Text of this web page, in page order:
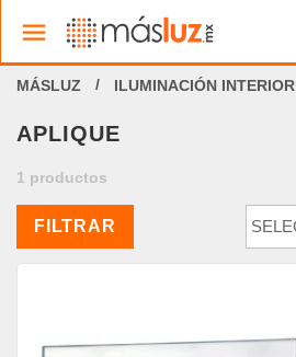
ILUMINACIÓN INTERIOR
APLIQUE
1 productos
FILTRAR